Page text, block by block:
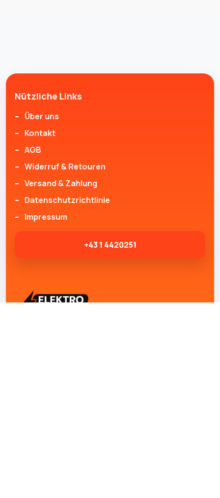
Nützliche Links
Über uns
Kontakt
AGB
Widerruf & Retouren
Versand & Zahlung
Datenschutzrichtlinie
Impressum
+43 1 4420251